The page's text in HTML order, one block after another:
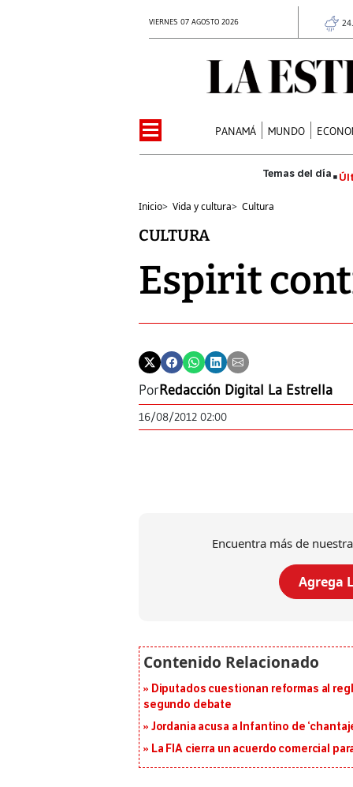
VIERNES 07 AGOSTO 2026
PANAMÁ MUNDO
Inicio> Vida y cultura> Cultura
CULTURA
Espirit
PorRedacción Digital La Estrella
16/08/2012 02:00
Encuentra más de
Agrega
Diputados cuestionan reformas al
segundo debate
Jordania acusa a Infantino de
La FIA cierra un acuerdo comercial